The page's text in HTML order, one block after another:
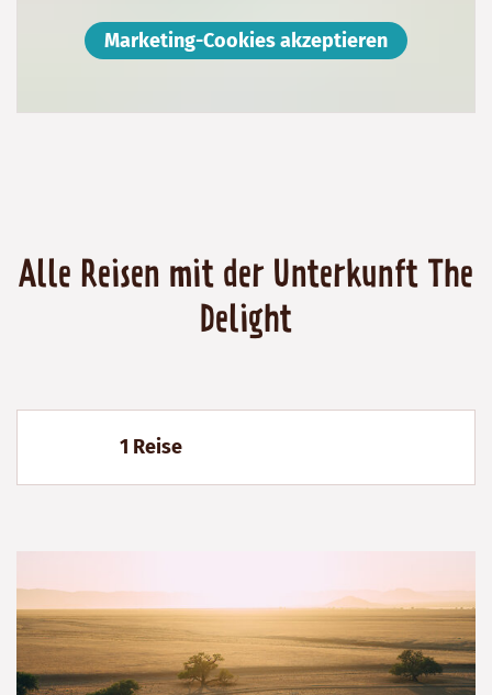
Marketing-Cookies akzeptieren
Alle Reisen mit der Unterkunft The
Delight
1 Reise